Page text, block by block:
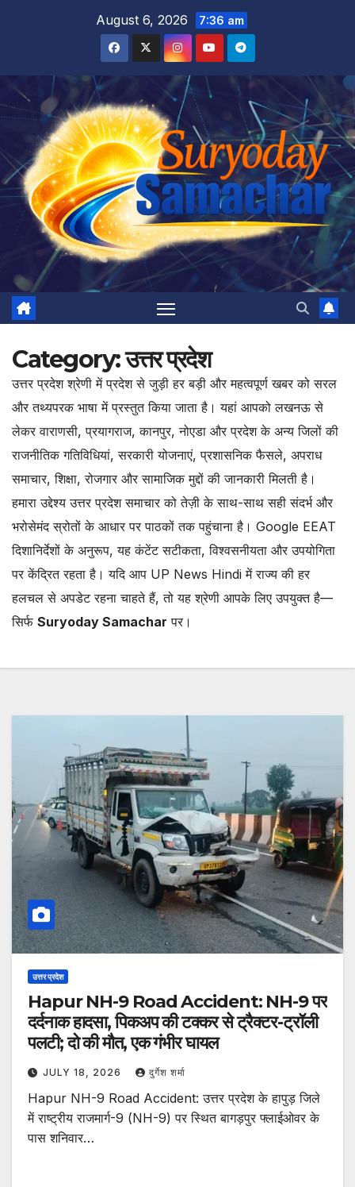
August 6, 2026 7:36 am
Category:उत्तर प्रदेश
उत्तर प्रदेश श्रेणी में प्रदेश से जुड़ी हर बड़ी और महत्वपूर्ण खबर को सरल
और तथ्यपरक भाषा में प्रस्तुत किया जाता है। यहां आपको लखनऊ से
लेकर वाराणसी, प्रयागराज, कानपुर, नोएडा और प्रदेश के अन्य जिलों की
राजनीतिक गतिविधियां, सरकारी योजनाएं, प्रशासनिक फैसले, अपराध
समाचार, शिक्षा, रोजगार और सामाजिक मुद्दों की जानकारी मिलती है।
हमारा उद्देश्य उत्तर प्रदेश समाचार को तेज़ी के साथ-साथ सही संदर्भ और
भरोसेमंद स्रोतों के आधार पर पाठकों तक पहुंचाना है। Google EEAT
दिशानिर्देशों के अनुरूप, यह कंटेंट सटीकता, विश्वसनीयता और उपयोगिता
पर केंद्रित रहता है। यदि आप UP News Hindi में राज्य की हर
हलचल से अपडेट रहना चाहते हैं, तो यह श्रेणी आपके लिए उपयुक्त है—
सिर्फ Suryoday Samachar पर।
उत्तर प्रदेश
Hapur NH-9 Road Accident: NH-9 पर
दर्दनाक हादसा, पिकअप की टक्कर से ट्रैक्टर-ट्रॉली
पलटी; दो की मौत, एक गंभीर घायल
JULY 18, 2026 दुर्गेश शर्मा
Hapur NH-9 Road Accident: उत्तर प्रदेश के हापुड़ जिले
में राष्ट्रीय राजमार्ग-9 (NH-9) पर स्थित बागड़पुर फ्लाईओवर के
पास शनिवार…